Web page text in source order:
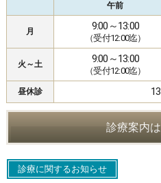
午前
月 9:00～13:00
（受付12:00迄）
火～土 9:00～13:00
（受付12:00迄）
昼休診
診療案内
診療に関するお知らせ